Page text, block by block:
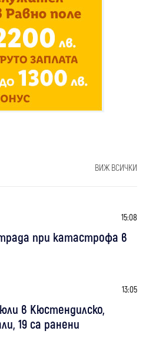
ВИЖ ВСИЧКИ
15:08
при катастрофа в
13:05
в Кюстендилско,
19 са ранени